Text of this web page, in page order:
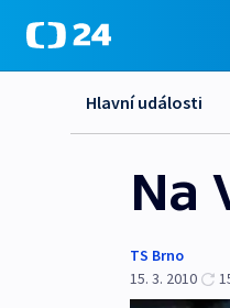
Hlavní události
Na
TS Brno
15. 3. 2010